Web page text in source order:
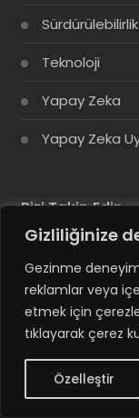
Gizliliğinize
Gezinme
reklamlar veya
etmek için
tıklayarak çerez
Özelleştir
Sürdürülebilirlik
Teknoloji
Yapay Zeka
Yapay Zeka
Bizi Takip Edin